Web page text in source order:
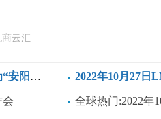
商云汇
究中心”
会
2022年10月27日
全球热门:2022年